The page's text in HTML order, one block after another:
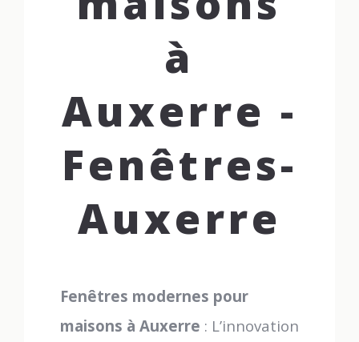
à
Auxerre -
Fenêtres-
Auxerre
Fenêtres modernes pour
maisons à Auxerre : L’innovation